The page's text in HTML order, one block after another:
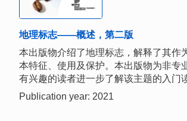
地理标志——概述，第二版
本出版物介绍了地理标志，解释了其作
本特征、使用及保护。本出版物为非专
有兴趣的读者进一步了解该主题的入门
Publication year: 2021